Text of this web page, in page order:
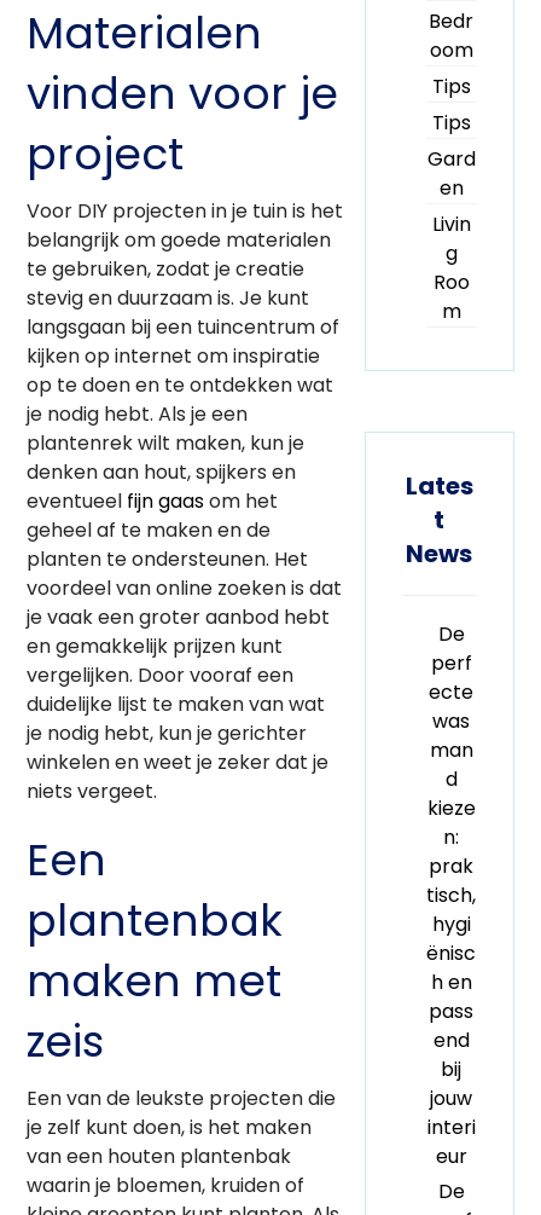
Materialen
vinden voor je
project
Voor DIY projecten in je tuin is het
belangrijk om goede materialen
te gebruiken, zodat je creatie
stevig en duurzaam is. Je kunt
langsgaan bij een tuincentrum of
kijken op internet om inspiratie
op te doen en te ontdekken wat
je nodig hebt. Als je een
plantenrek wilt maken, kun je
denken aan hout, spijkers en
eventueel fijn gaasom het
geheel af te maken en de
planten te ondersteunen. Het
voordeel van online zoeken is dat
je vaak een groter aanbod hebt
en gemakkelijk prijzen kunt
vergelijken. Door vooraf een
duidelijke lijst te maken van wat
je nodig hebt, kun je gerichter
winkelen en weet je zeker dat je
niets vergeet.
Een
plantenbak
maken met
zeis
Een van de leukste projecten die
je zelf kunt doen, is het maken
van een houten plantenbak
waarin je bloemen, kruiden of
Bedr
oom
Tips
Tips
Gard
en
Livin
g
Roo
m
Lates
t
News
De
perf
ecte
was
man
d
kieze
n:
prak
tisch,
hygi
ënisc
h en
pass
end
bij
jouw
interi
eur
De